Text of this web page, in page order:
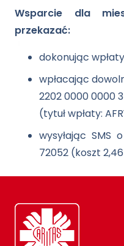
Wsparcie dla
przekazać:
dokonując
wpłacając
2202 0000 0000
(tytuł wpłaty:
wysyłając SMS
72052 (koszt 2,46